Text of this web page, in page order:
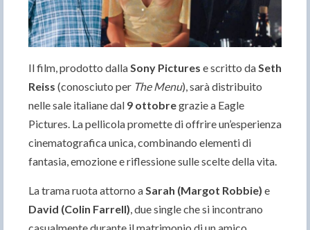
Il film, prodotto dallaSony Pictures e scritto daSeth
Reiss (conosciuto per The Menu), sarà distribuito
nelle sale italiane dal 9 ottobregrazie a Eagle
Pictures. La pellicola promette di offrire un’esperienza
cinematografica unica, combinando elementi di
fantasia, emozione e riflessione sulle scelte della vita.
La trama ruota attorno aSarah (Margot Robbie) e
David (Colin Farrell), due single che si incontrano